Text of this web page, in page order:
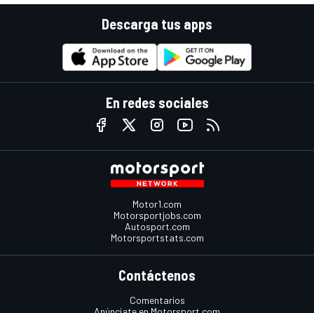
Descarga tus apps
En redes sociales
Motor1.com
Motorsportjobs.com
Autosport.com
Motorsportstats.com
Contáctenos
Comentarios